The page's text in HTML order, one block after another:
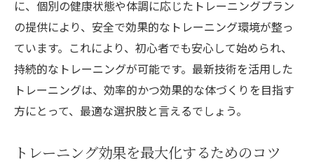
に、個別の健康状態や体調に応じたトレーニングプラン
の提供により、安全で効果的なトレーニング環境が整っ
ています。これにより、初心者でも安心して始められ、
持続的なトレーニングが可能です。最新技術を活用した
トレーニングは、効率的かつ効果的な体づくりを目指す
方にとって、最適な選択肢と言えるでしょう。
トレーニング効果を最大化するためのコツ